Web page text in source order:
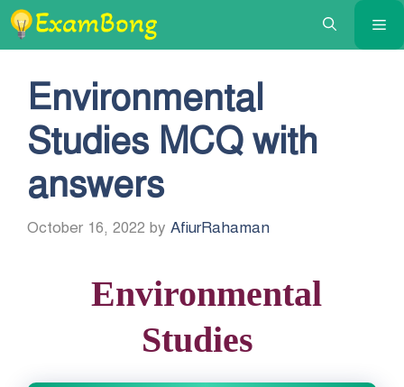
Skip
to
content
Environmental
Studies MCQ with
answers
October 16, 2022 by AfiurRahaman
Environmental
Studies